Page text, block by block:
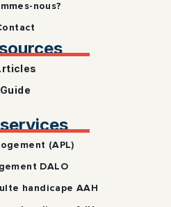
nous?
Guide
(APL)
DALO
handicape AAH